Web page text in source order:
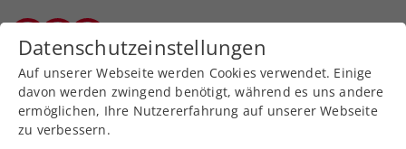
Zurück zur Newsübersicht
Turniere
Datenschutzeinstellungen
Auf unserer Webseite werden Cookies verwendet. Einige
davon werden zwingend benötigt, während es uns andere
ermöglichen, Ihre Nutzererfahrung auf unserer Webseite
zu verbessern.